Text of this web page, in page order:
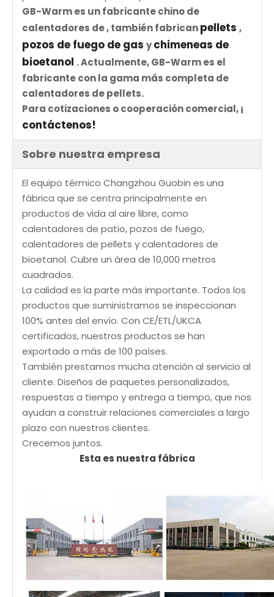
GB-Warm es un fabricante chino de
calentadores de , también fabricanpellets ,
pozos de fuego de gas ychimeneas de
bioetanol . Actualmente, GB-Warm es el
fabricante con la gama más completa de
calentadores de pellets.
Para cotizaciones o cooperación comercial, ¡
contáctenos!
Sobre nuestra empresa
El equipo térmico Changzhou Guobin es una
fábrica que se centra principalmente en
productos de vida al aire libre, como
calentadores de patio, pozos de fuego,
calentadores de pellets y calentadores de
bioetanol. Cubre un área de 10,000 metros
cuadrados.
La calidad es la parte más importante. Todos los
productos que suministramos se inspeccionan
100% antes del envío. Con CE/ETL/UKCA
certificados, nuestros productos se han
exportado a más de 100 países.
También prestamos mucha atención al servicio al
cliente. Diseños de paquetes personalizados,
respuestas a tiempo y entrega a tiempo, que nos
ayudan a construir relaciones comerciales a largo
plazo con nuestros clientes.
Crecemos juntos.
Esta es nuestra fábrica